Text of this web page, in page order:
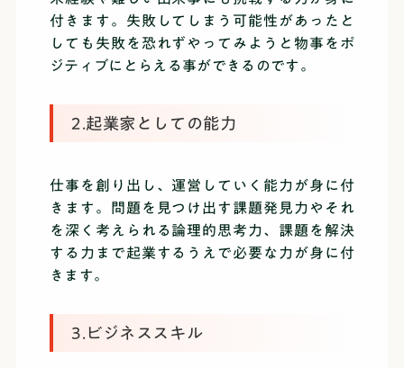
付きます。失敗してしまう可能性があったと
しても失敗を恐れずやってみようと物事をポ
ジティブにとらえる事ができるのです。
2.起業家としての能力
仕事を創り出し、運営していく能力が身に付
きます。問題を見つけ出す課題発見力やそれ
を深く考えられる論理的思考力、課題を解決
する力まで起業するうえで必要な力が身に付
きます。
3.ビジネススキル